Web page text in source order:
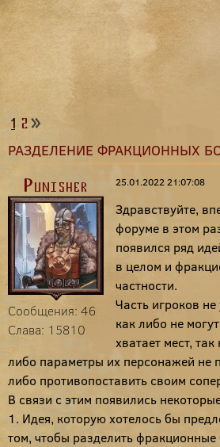
1 2
РАЗДЕЛЕНИЕ ФРАКЦИОННЫХ
Punisher
Сообщения: 46
Слава: 15810
25.01.2022 21:07:08
Здравствуйте,
форуме в этом
появился ряд
в целом и
частности.
Часть игроков
как либо не
хватает мест,
либо параметры их персонажей не
либо противопоставить своим
В связи с этим появились
1. Идея, которую хотелось бы
том, чтобы разделить фракционные